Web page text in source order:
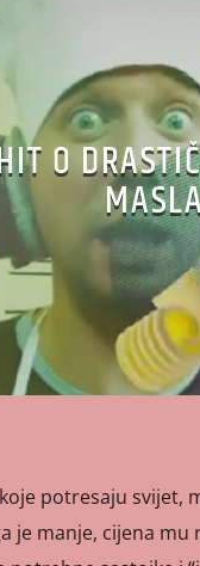
O
potresaju svijet,
je manje, cijena